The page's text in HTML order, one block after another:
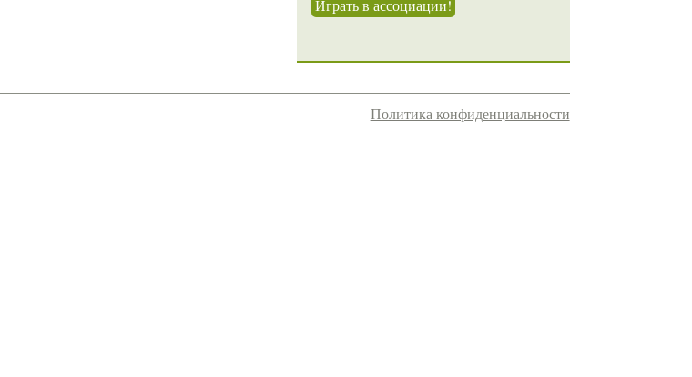
Играть в ассоциации!
Политика конфиденциальности